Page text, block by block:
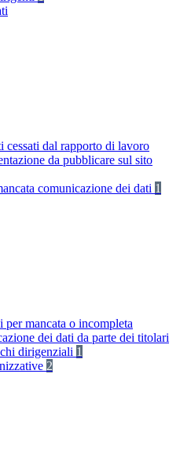
cessati dal rapporto di lavoro
da pubblicare sul sito
comunicazione dei dati 1
per mancata o incompleta
dei dati da parte dei titolari
dirigenziali 1
2